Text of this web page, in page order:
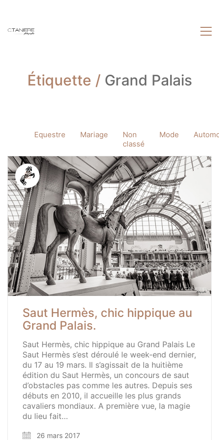
Étiquette / Grand Palais
Equestre Mariage
Non
classé
Mode
Saut Hermès, chic hippique au
Grand Palais.
Saut Hermès, chic hippique au Grand Palais Le
Saut Hermès s’est déroulé le week-end dernier,
du 17 au 19 mars. Il s’agissait de la huitième
édition du Saut Hermès, un concours de saut
d’obstacles pas comme les autres. Depuis ses
débuts en 2010, il accueille les plus grands
cavaliers mondiaux. A première vue, la magie
du lieu fait…
26 mars 2017